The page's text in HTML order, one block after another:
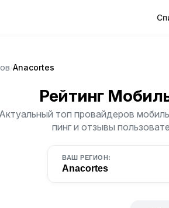
Anacortes
Рейтинг
Актуальный топ провайдеров
пинг и отзывы
ВАШ РЕГИОН:
Anacortes